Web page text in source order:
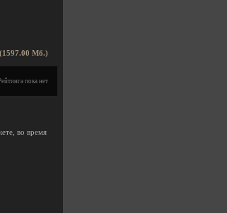
Мб.)
пока нет
во время